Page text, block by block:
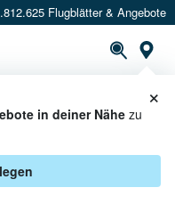
Flugblätter & Angebote
in deiner Nähezu
×
ANGEBOTE &